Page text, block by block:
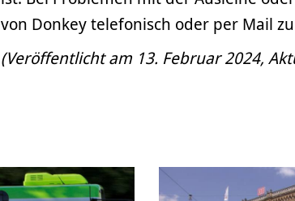
von Donkey telefonisch oder per Mail
(Veröffentlicht am 13. Februar 2024,